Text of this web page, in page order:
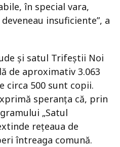
în special vara,
insuficiente”, a
și satul Trifeștii Noi
de aproximativ 3.063
circa 500 sunt copii.
speranța că, prin
„Satul
rețeaua de
întreaga comună.